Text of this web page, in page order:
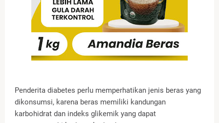
Penderita diabetes perlu memperhatikan jenis beras yang
dikonsumsi, karena beras memiliki kandungan
karbohidrat dan indeks glikemik yang dapat